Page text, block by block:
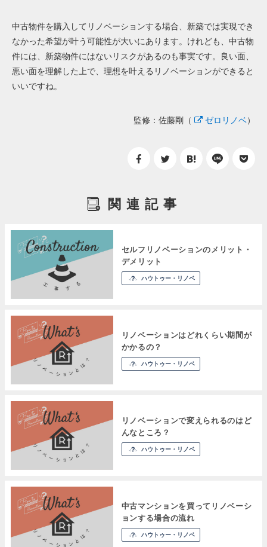
中古物件を購入してリノベーションする場合、新築では実現でき
なかった希望が叶う可能性が大いにあります。けれども、中古物
件には、新築物件にはないリスクがあるのも事実です。良い面、
悪い面を理解した上で、理想を叶えるリノベーションができると
いいですね。
監修：佐藤剛（ ゼロリノベ）
関連記事
セルフリノベーションのメリット・
デメリット
ハウトゥー・リノベ
リノベーションはどれくらい期間が
かかるの？
ハウトゥー・リノベ
リノベーションで変えられるのはど
んなところ？
ハウトゥー・リノベ
中古マンションを買ってリノベーシ
ョンする場合の流れ
ハウトゥー・リノベ